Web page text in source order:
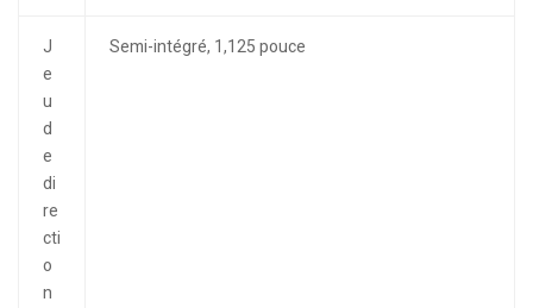
J
e
u
d
e
di
re
cti
o
n
Semi-intégré, 1,125 pouce